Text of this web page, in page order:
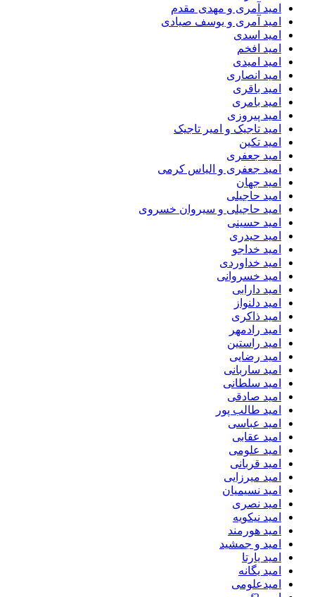
امید آمری و مهدی مقدم
امید آمری و یوسف صیادی
امید اسدی
امید افخم
امید امیدی
امید انصاری
امید باقری
امید بامری
امید پیروزی
امید تاجیک و امیر تاجیک
امید تکین
امید جعفری
امید جعفری و الیاس کرمی
امید جهان
امید حاجیلی
امید حاجیلی و سیروان خسروی
امید حسینی
امید حیدری
امید خداجو
امید خداوردی
امید خسروانی
امید دارابی
امید دلنواز
امید ذاکری
امید رادمهر
امید راستین
امید رضایی
امید ساربانی
امید سلطانی
امید صادقی
امید طالب پور
امید عباسی
امید عقابی
امید علومی
امید قربانی
امید میرزایی
امید نسیمیان
امید نصری
امید نیکویه
امید هورمند
امید و جمشید
امید یارتا
امید یگانه
امیدعلومی